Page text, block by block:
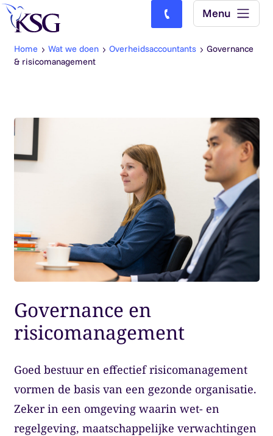
Skip to content
Bel ons: (0)77-4740000
Menu
Home Wat we doen Overheidsaccountants
Governance
& risicomanagement
Governance en
risicomanagement
Goed bestuur en effectief risicomanagement
vormen de basis van een gezonde organisatie.
Zeker in een omgeving waarin wet- en
regelgeving, maatschappelijke verwachtingen